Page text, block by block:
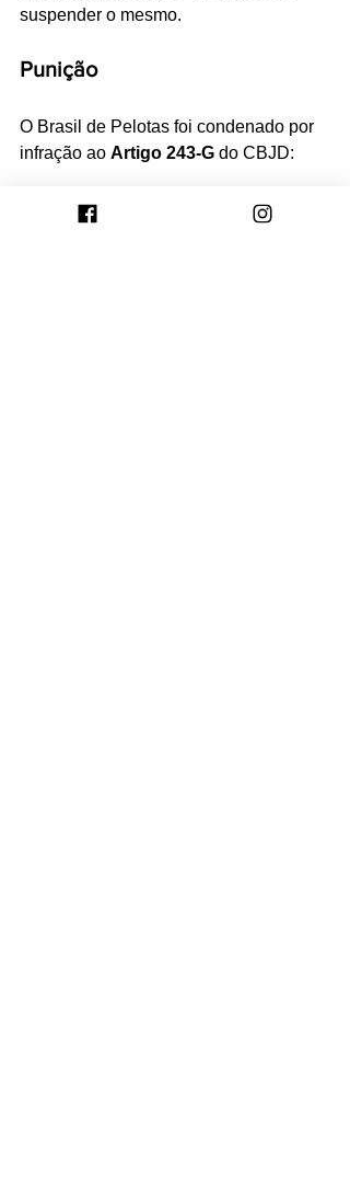
suspender o mesmo.
Punição
O Brasil de Pelotas foi condenado por
infração ao Artigo 243-G do CBJD:
Multa:
R$ 5.000,00 (cinco mil